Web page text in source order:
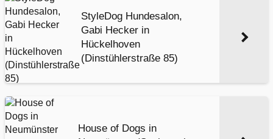
StyleDog Hundesalon,
Gabi Hecker in
Hückelhoven
(Dinstühlerstraße 85)
House of Dogs in